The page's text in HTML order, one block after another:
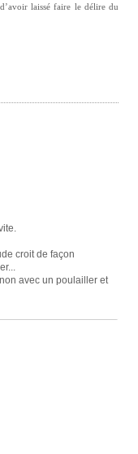
laissé faire le délire du
croit de façon
avec un poulailler et